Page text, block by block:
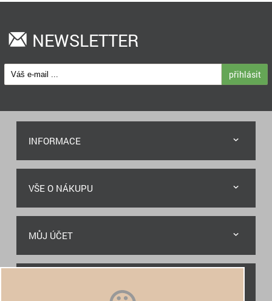
NEWSLETTER
přihlásit
INFORMACE
VŠE O NÁKUPU
MŮJ ÚČET